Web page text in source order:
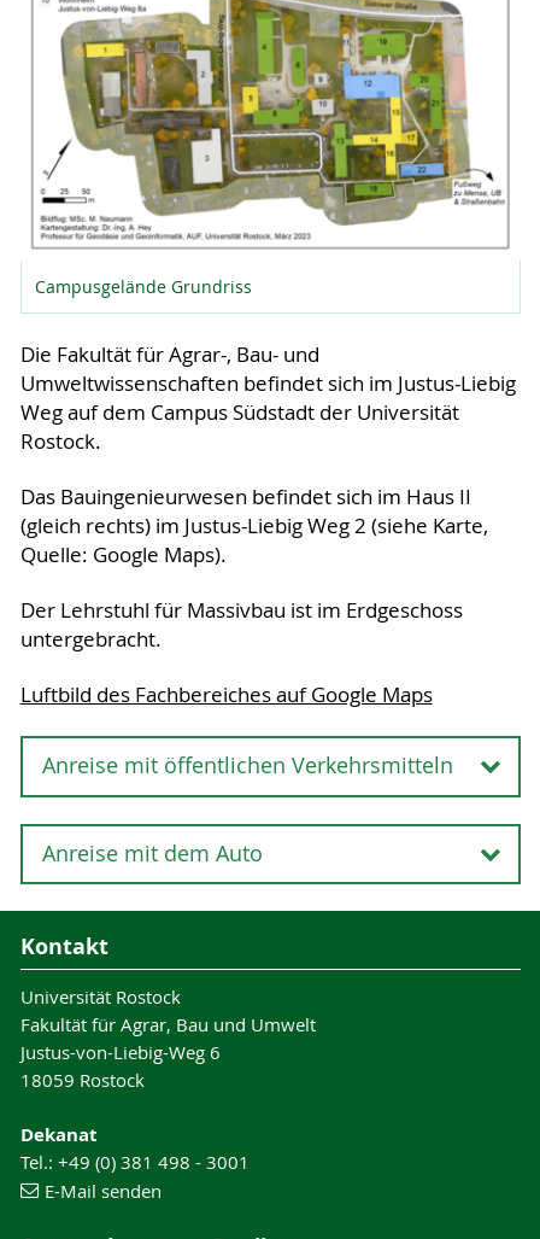
Campusgelände Grundriss
Die Fakultät für Agrar-, Bau- und
Umweltwissenschaften befindet sich im Justus-Liebig
Weg auf dem Campus Südstadt der Universität
Rostock.
Das Bauingenieurwesen befindet sich im Haus II
(gleich rechts) im Justus-Liebig Weg 2 (siehe Karte,
Quelle: Google Maps).
Der Lehrstuhl für Massivbau ist im Erdgeschoss
untergebracht.
Luftbild des Fachbereiches auf Google Maps
Anreise mit öffentlichen Verkehrsmitteln
Anreise mit öffentlichen
Verkehrsmitteln
Mit den öffentlichen Verkehrsmitteln fahren Sie
zunächst zum zentral gelegenen Rostocker
Hauptbahnhof. Von dort fahren die
Anreise mit dem Auto
Anreise mit dem Auto
Kontakt
Universität Rostock
Fakultät für Agrar, Bau und Umwelt
Justus-von-Liebig-Weg 6
18059 Rostock
Dekanat
Tel.: +49 (0) 381 498 - 3001
E-Mail senden